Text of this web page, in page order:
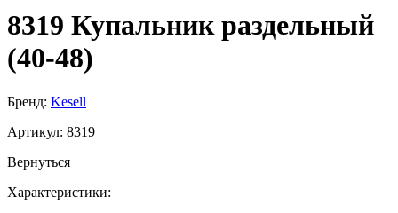
8319 Купальник раздельный
(40-48)
Бренд: Kesell
Артикул: 8319
Вернуться
Характеристики: